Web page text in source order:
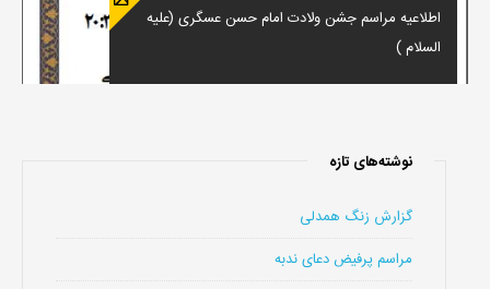
اطلاعیه مراسم جشن ولادت امام حسن عسگری (علیه
السلام )
نوشته‌های تازه
گزارش زنگ همدلی
مراسم پرفیض دعای ندبه